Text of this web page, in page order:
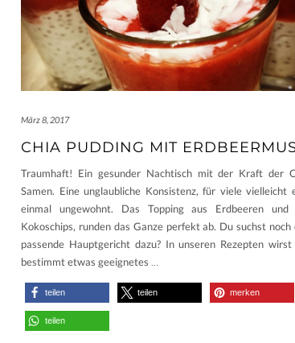
März 8, 2017
CHIA PUDDING MIT
Traumhaft! Ein gesunder Nachtisch mit der Kraft der
Samen. Eine unglaubliche Konsistenz, für viele vielleicht
einmal ungewohnt. Das Topping aus Erdbeeren und
Kokoschips, runden das Ganze perfekt ab. Du suchst noch
passende Hauptgericht dazu? In unseren Rezepten
bestimmt etwas geeignetes …
teilen teilen merken
teilen